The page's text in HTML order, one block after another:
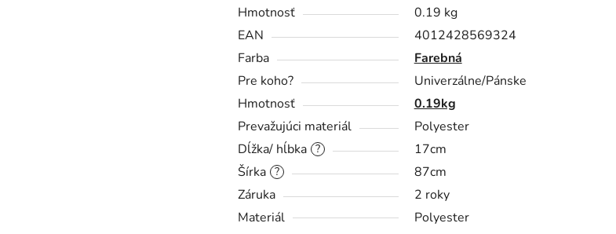
Hmotnosť
0.19 kg
EAN
4012428569324
Farba
Farebná
Pre koho?
Univerzálne/Pánske
Hmotnosť
0.19kg
Prevažujúci materiál
Polyester
?
Dĺžka/ hĺbka 17cm
?
Šírka
87cm
Záruka
2 roky
Materiál
Polyester